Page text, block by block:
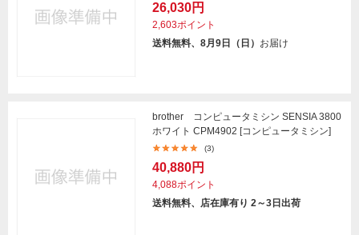
26,030円
2,603ポイント
送料無料、8月9日（日） お届け
brother コンピュータミシン SENSIA 3800
ホワイト CPM4902 [コンピュータミシン]
(3)
40,880円
4,088ポイント
送料無料、店在庫有り 2～3日出荷